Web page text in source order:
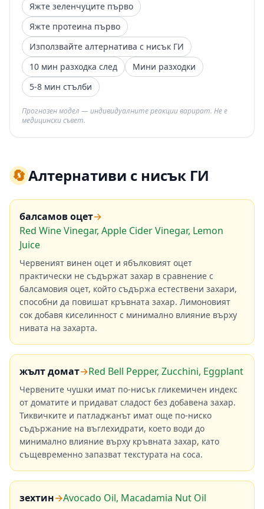
Яжте зеленчуците първо
Яжте протеина първо
Използвайте алтернатива с нисък ГИ
10 мин разходка след
Мини разходки
5-8 мин стълби
Прогнозен модел — индивидуалните реакции варират. Не е
медицински съвет.
🔄Алтернативи с нисък ГИ
балсамов оцет→
Red Wine Vinegar, Apple Cider Vinegar, Lemon
Juice
Червеният винен оцет и ябълковият оцет
практически не съдържат захар в сравнение с
балсамовия оцет, който съдържа естествени захари,
способни да повишат кръвната захар. Лимоновият
сок добавя киселинност с минимално влияние върху
нивата на захарта.
жълт домат→Red Bell Pepper, Zucchini, Eggplant
Червените чушки имат по-нисък гликемичен индекс
от доматите и придават сладост без добавена захар.
Тиквичките и патладжанът имат още по-ниско
съдържание на въглехидрати, което води до
минимално влияние върху кръвната захар, като
същевременно запазват текстурата на соса.
зехтин→Avocado Oil, Macadamia Nut Oil